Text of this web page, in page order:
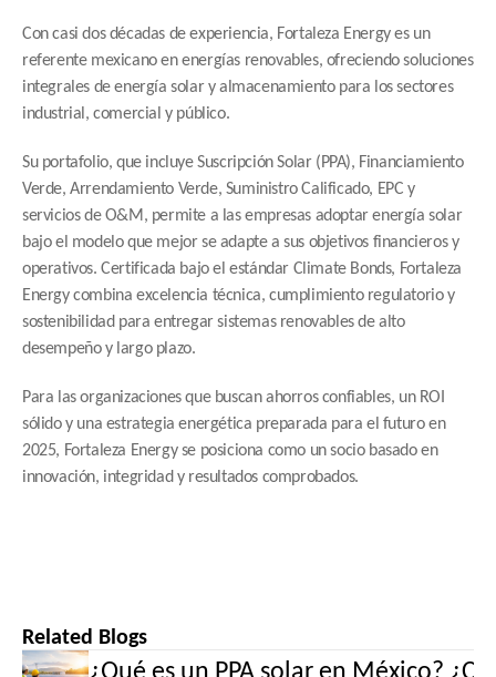
Con casi dos décadas de experiencia, Fortaleza Energy es un
referente mexicano en energías renovables, ofreciendo soluciones
integrales de energía solar y almacenamiento para los sectores
industrial, comercial y público.
Su portafolio, que incluye Suscripción Solar (PPA), Financiamiento
Verde, Arrendamiento Verde, Suministro Calificado, EPC y
servicios de O&M, permite a las empresas adoptar energía solar
bajo el modelo que mejor se adapte a sus objetivos financieros y
operativos. Certificada bajo el estándar Climate Bonds, Fortaleza
Energy combina excelencia técnica, cumplimiento regulatorio y
sostenibilidad para entregar sistemas renovables de alto
desempeño y largo plazo.
Para las organizaciones que buscan ahorros confiables, un ROI
sólido y una estrategia energética preparada para el futuro en
2025, Fortaleza Energy se posiciona como un socio basado en
innovación, integridad y resultados comprobados.
Related Blogs
¿Qué es un PPA solar en México?